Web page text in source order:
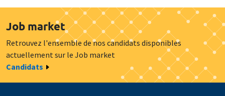
Job market
Retrouvez l'ensemble de nos candidats disponibles
actuellement sur le Job market
Candidats